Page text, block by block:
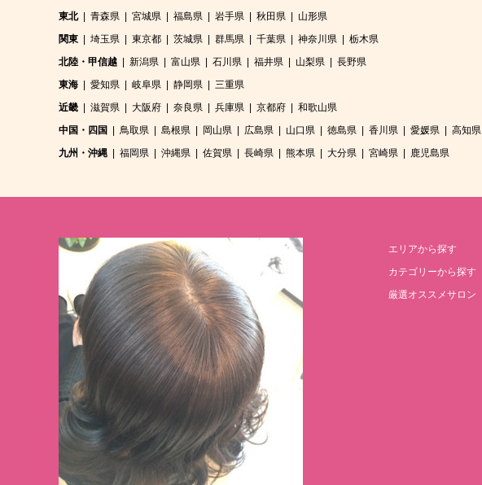
東北
青森県 宮城県 福島県 岩手県 秋田県
山形県
関東
埼玉県 東京都 茨城県 群馬県 千葉県 神奈川県
栃木県
北陸・甲信越
新潟県 富山県 石川県 福井県 山梨県
長野県
東海
愛知県 岐阜県 静岡県
三重県
近畿
滋賀県 大阪府 奈良県 兵庫県 京都府
和歌山県
中国・四国
鳥取県 島根県 岡山県 広島県 山口県 徳島県 香川県 愛媛県
高知県
九州・沖縄
福岡県 沖縄県 佐賀県 長崎県 熊本県 大分県 宮崎県 鹿児島県
エリアから探す
カテゴリーから探す
厳選オススメサロン